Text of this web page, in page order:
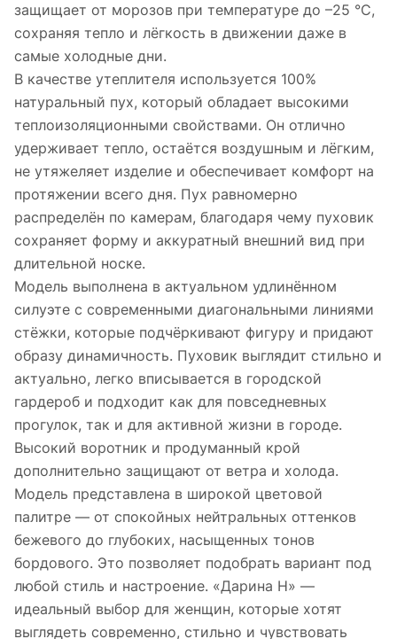
защищает от морозов при температуре до –25 °C,
сохраняя тепло и лёгкость в движении даже в
самые холодные дни.
В качестве утеплителя используется 100%
натуральный пух, который обладает высокими
теплоизоляционными свойствами. Он отлично
удерживает тепло, остаётся воздушным и лёгким,
не утяжеляет изделие и обеспечивает комфорт на
протяжении всего дня. Пух равномерно
распределён по камерам, благодаря чему пуховик
сохраняет форму и аккуратный внешний вид при
длительной носке.
Модель выполнена в актуальном удлинённом
силуэте с современными диагональными линиями
стёжки, которые подчёркивают фигуру и придают
образу динамичность. Пуховик выглядит стильно и
актуально, легко вписывается в городской
гардероб и подходит как для повседневных
прогулок, так и для активной жизни в городе.
Высокий воротник и продуманный крой
дополнительно защищают от ветра и холода.
Модель представлена в широкой цветовой
палитре — от спокойных нейтральных оттенков
бежевого до глубоких, насыщенных тонов
бордового. Это позволяет подобрать вариант под
любой стиль и настроение. «Дарина Н» —
идеальный выбор для женщин, которые хотят
выглядеть современно, стильно и чувствовать